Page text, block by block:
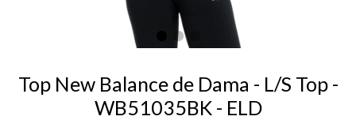
Top New Balance de Dama - L/S Top -
WB51035BK - ELD